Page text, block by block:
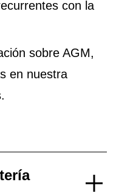
con la
sobre AGM,
en nuestra